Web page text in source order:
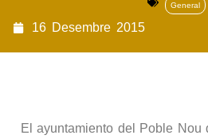
General
16 Desembre 2015
El ayuntamiento del Poble Nou